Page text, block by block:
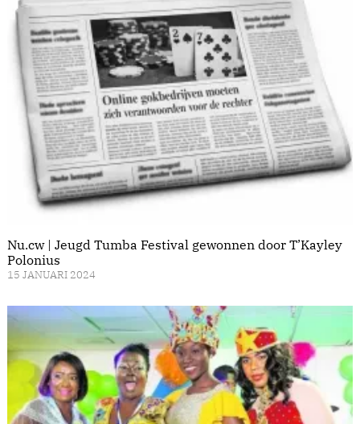
Nu.cw | Jeugd Tumba Festival gewonnen door T’Kayley
Polonius
15 JANUARI 2024